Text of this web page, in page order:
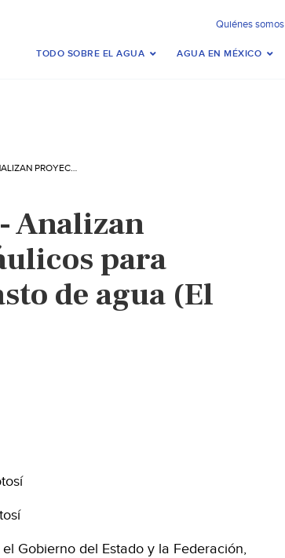
Quiénes somos
TODO SOBRE EL AGUA AGUA EN MÉXICO
SAN LUIS POTOSÍ- ANALIZAN PROYECTOS HIDRÁULICOS PARA RESOLVER DESABASTO DE AGUA (EL HERALDO)
Analizan
para
de agua (El
Gobierno del Estado y la Federación,